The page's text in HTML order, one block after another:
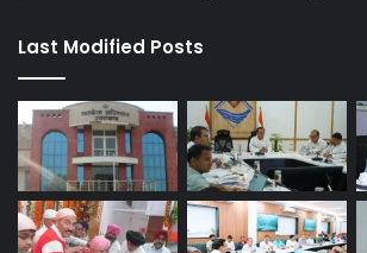
Last Modified Posts